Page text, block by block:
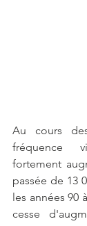
Au cours
fréquence
fortement
passée de 13
les années 90
cesse